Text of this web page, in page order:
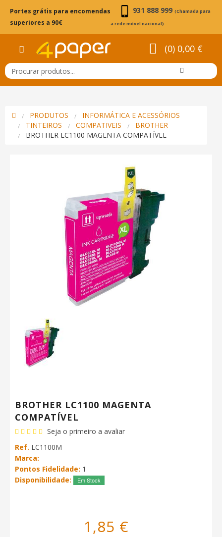
Portes grátis para encomendas
superiores a 90€
931 888 999 (Chamada para
a rede móvel nacional)
(0) 0,00 €
PRODUTOS
INFORMÁTICA E ACESSÓRIOS
TINTEIROS
COMPATIVEIS
BROTHER
BROTHER LC1100 MAGENTA COMPATÍVEL
BROTHER LC1100 MAGENTA
COMPATÍVEL
Seja o primeiro a avaliar
Ref. LC1100M
Marca:
Pontos Fidelidade: 1
Disponibilidade:
Em Stock
1,85 €